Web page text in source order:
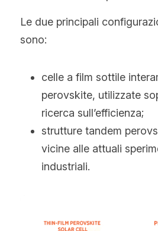
Le due principali
sono:
celle a film sottile
perovskite, utilizzate
ricerca sull’efficienza;
strutture tandem
vicine alle attuali
industriali.